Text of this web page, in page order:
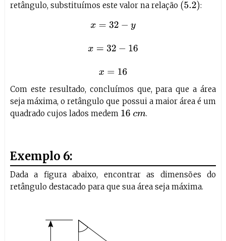
retângulo, substituímos este valor na relação (5.2) :
32− y x =32 −16 x
Com este resultado, concluímos que, para que a área
seja máxima, o retângulo que possui a maior área é um
quadrado cujos lados medem 16 cm .
Exemplo 6:
Dada a figura abaixo, encontrar as dimensões do
retângulo destacado para que sua área seja máxima.